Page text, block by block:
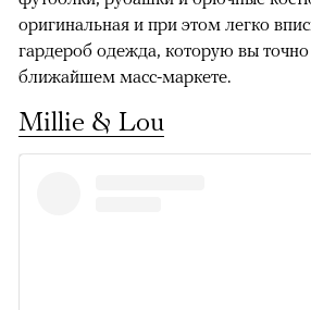
оригинальная и при этом легко
гардероб одежда, которую вы точно
ближайшем масс-маркете.
Millie & Lou